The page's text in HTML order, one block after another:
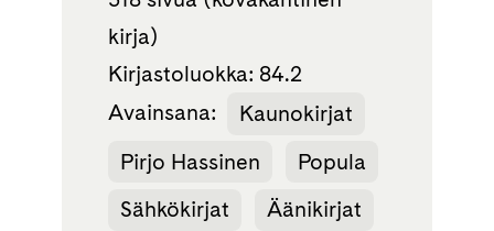
kirja)
Kirjastoluokka: 84.2
Avainsana:
Kaunokirjat
Pirjo Hassinen
Popula
Sähkökirjat
Äänikirjat